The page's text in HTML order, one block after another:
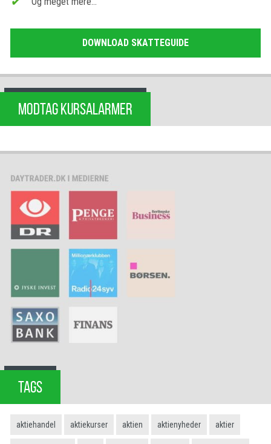
DOWNLOAD SKATTEGUIDE
MODTAG KURSALARMER
TAGS
aktiehandel aktiekurser aktien aktienyheder aktier